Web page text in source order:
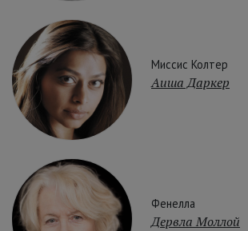
Миссис Колтер
Аиша Даркер
Фенелла
Дервла Моллой